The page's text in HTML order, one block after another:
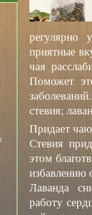
регулярно
приятные
чая
Поможет
стевия;
Придает
Стевия
этом
избавлению
Лаванда
работу